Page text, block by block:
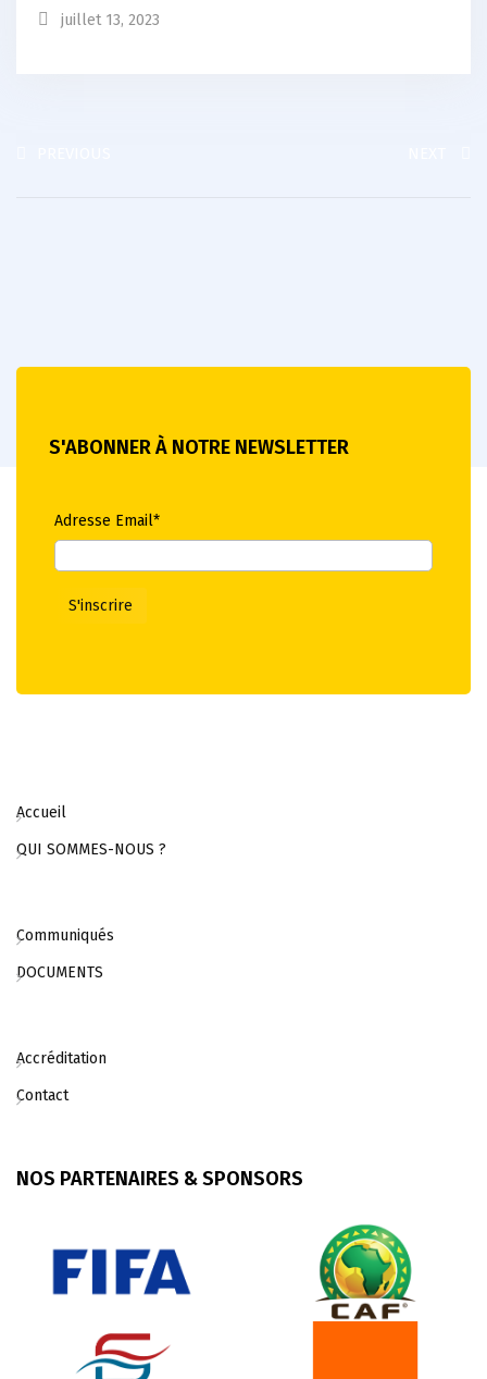
juillet 13, 2023
S'ABONNER À NOTRE NEWSLETTER
Adresse Email*
Accueil
QUI SOMMES-NOUS ?
Communiqués
DOCUMENTS
Accréditation
Contact
NOS PARTENAIRES & SPONSORS